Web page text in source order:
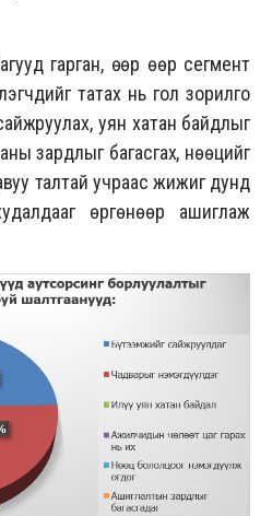
гарган, өөр өөр сегмент
татах нь гол зорилго
уян хатан байдлыг
зардлыг багасгах, нөөцийг
талтай учраас жижиг дунд
өргөнөөр ашиглаж